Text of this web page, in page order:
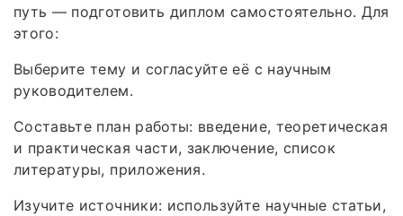
путь — подготовить диплом самостоятельно. Для
этого:
Выберите тему и согласуйте её с научным
руководителем.
Составьте план работы: введение, теоретическая
и практическая части, заключение, список
литературы, приложения.
Изучите источники: используйте научные статьи,